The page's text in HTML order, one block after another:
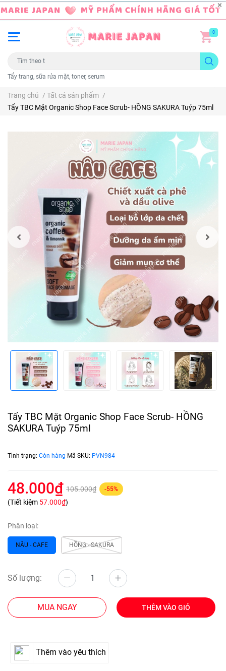
Tẩy trang, sữa rửa mặt, toner, serum
0
Trang chủ / Tất cả sản phẩm /
Tẩy TBC Mặt Organic Shop Face Scrub- HỒNG SAKURA Tuýp 75ml
Tẩy TBC Mặt Organic Shop Face Scrub- HỒNG
SAKURA Tuýp 75ml
Tình trạng: Còn hàng Mã SKU: PVN984
48.000₫ 105.000₫ -55%
(Tiết kiệm 57.000₫)
Phân loại:
NÂU - CAFE HỒNG - SAKURA
Số lượng:
MUA NGAY THÊM VÀO GIỎ
Thêm vào yêu thích